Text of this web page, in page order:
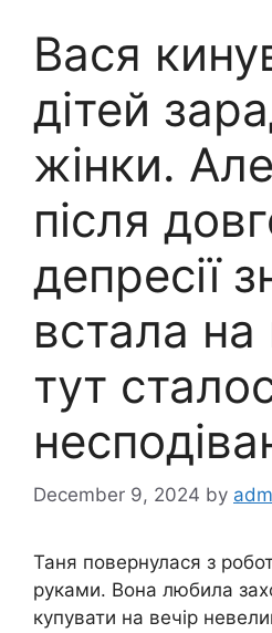
Вася
дітей
жінки.
після
депресії
встала на
тут
December 9, 2024 by
Таня повернулася з
руками. Вона любила
купувати на вечір